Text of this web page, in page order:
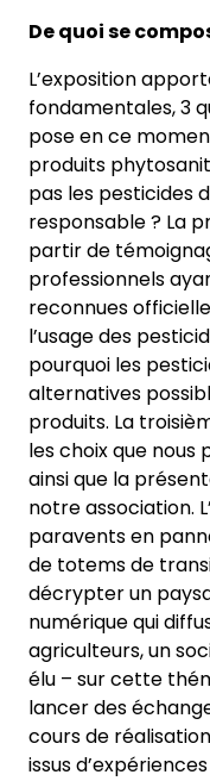
De quoi se
L’exposition
fondamentales, 3
pose en ce
produits
pas les pesticides
responsable ? La
partir de
professionnels
reconnues
l’usage des
pourquoi les
alternatives
produits. La
les choix que nous
ainsi que la
notre association.
paravents en
de totems de
décrypter un
numérique qui
agriculteurs, un
élu – sur cette
lancer des
cours de
issus